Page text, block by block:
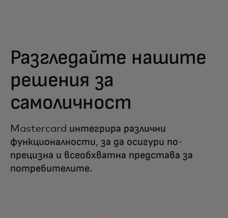
Разгледайте нашите
решения за
самоличност
Mastercard интегрира различни
функционалности, за да осигури по-
прецизна и всеобхватна представа за
потребителите.